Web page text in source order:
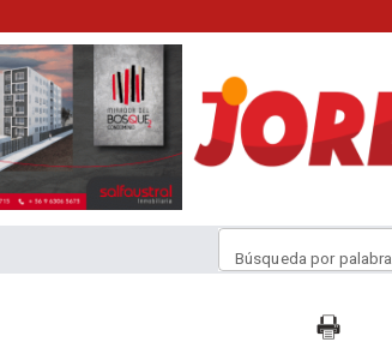
Búsqueda por palabra